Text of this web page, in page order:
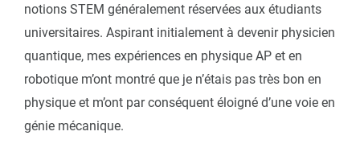
notions STEM généralement réservées aux étudiants
universitaires. Aspirant initialement à devenir physicien
quantique, mes expériences en physique AP et en
robotique m’ont montré que je n’étais pas très bon en
physique et m’ont par conséquent éloigné d’une voie en
génie mécanique.